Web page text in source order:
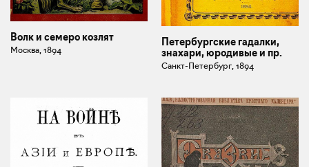
Волк и семеро козлят
Москва, 1894
Петербургские гадалки,
знахари, юродивые и пр.
Санкт-Петербург, 1894